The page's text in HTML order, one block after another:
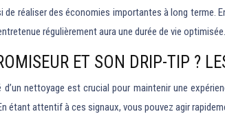
réaliser des économies importantes à long
régulièrement aura une durée de vie optimisée.
ET SON DRIP-TIP ?
nettoyage est crucial pour maintenir une
étant attentif à ces signaux, vous pouvez agir